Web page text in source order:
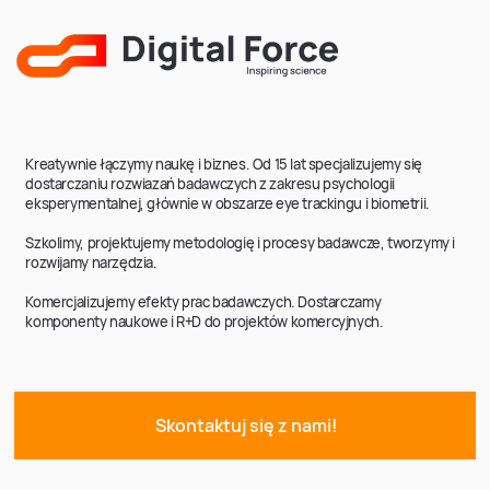
Kreatywnie łączymy naukę i biznes. Od 15 lat specjalizujemy się
dostarczaniu rozwiazań badawczych z zakresu psychologii
eksperymentalnej, głównie w obszarze eye trackingu i biometrii.
Szkolimy, projektujemy metodologię i procesy badawcze, tworzymy i
rozwijamy narzędzia.
Komercjalizujemy efekty prac badawczych. Dostarczamy
komponenty naukowe i R+D do projektów komercyjnych.
Skontaktuj się z nami!